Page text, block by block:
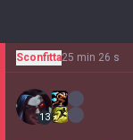
Sconfitta25 min 26 s
13